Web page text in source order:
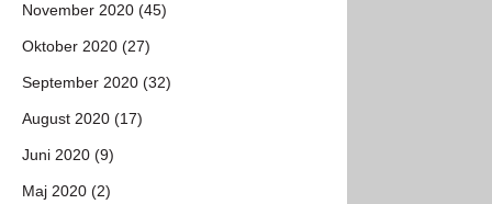
November 2020 (45)
Oktober 2020 (27)
September 2020 (32)
August 2020 (17)
Juni 2020 (9)
Maj 2020 (2)